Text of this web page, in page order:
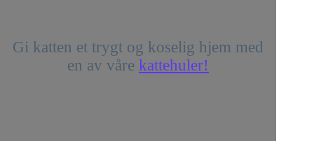
Gi katten et trygt og koselig hjem med
en av vårekattehuler!